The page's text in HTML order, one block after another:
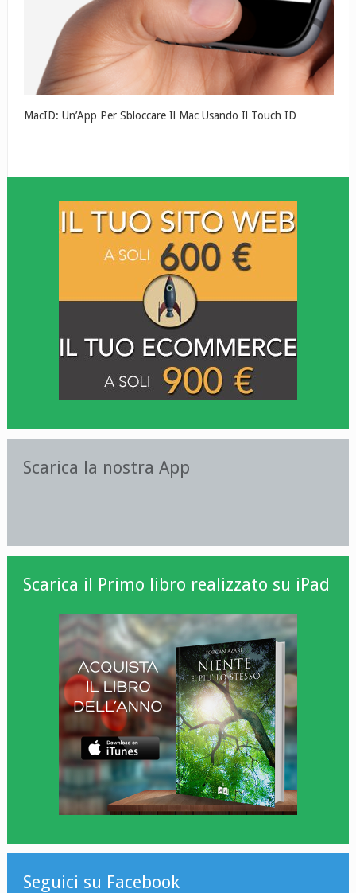
MacID: Un’App Per Sbloccare Il Mac Usando Il Touch ID
Scarica la nostra App
Scarica il Primo libro realizzato su iPad
Seguici su Facebook